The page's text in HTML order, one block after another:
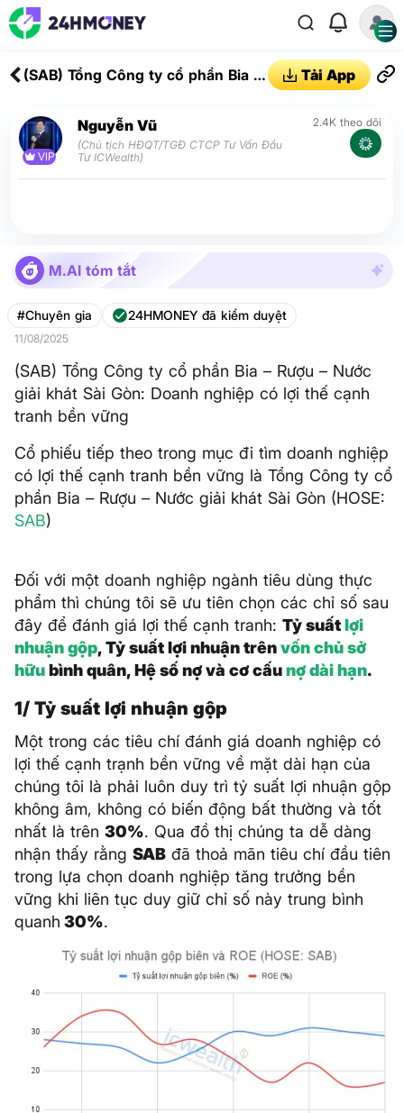
(SAB) Tổng Công ty cổ phần Bia –
Doanh nghiệp có lợi thế cạnh
tranh bền vững
Tải App
VIP
Nguyễn Vũ
(Chủ tịch HĐQT/TGĐ CTCP Tư Vấn Đầu
Tư ICWealth)
2.4K theo dõi
M.AI tóm tắt
#Chuyên gia 24HMONEY đã kiểm duyệt
11/08/2025
(SAB) Tổng Công ty cổ phần Bia – Rượu – Nước
giải khát Sài Gòn: Doanh nghiệp có lợi thế cạnh
tranh bền vững
Cổ phiếu tiếp theo trong mục đi tìm doanh nghiệp
có lợi thế cạnh tranh bền vững là Tổng Công ty cổ
phần Bia – Rượu – Nước giải khát Sài Gòn (HOSE:
SAB)
Đối với một doanh nghiệp ngành tiêu dùng thực
phẩm thì chúng tôi sẽ ưu tiên chọn các chỉ số sau
đây để đánh giá lợi thế cạnh tranh: Tỷ suấtlợi
nhuận gộp, Tỷ suất lợi nhuận trênvốn chủ sở
hữubình quân, Hệ số nợ và cơ cấunợ dài hạn.
1/ Tỷ suất lợi nhuận gộp
Một trong các tiêu chí đánh giá doanh nghiệp có
lợi thế cạnh trạnh bền vững về mặt dài hạn của
chúng tôi là phải luôn duy trì tỷ suất lợi nhuận gộp
không âm, không có biến động bất thường và tốt
nhất là trên 30%. Qua đồ thị chúng ta dễ dàng
nhận thấy rằng SAB đã thoả mãn tiêu chí đầu tiên
trong lựa chọn doanh nghiệp tăng trưởng bền
vững khi liên tục duy giữ chỉ số này trung bình
quanh 30%.